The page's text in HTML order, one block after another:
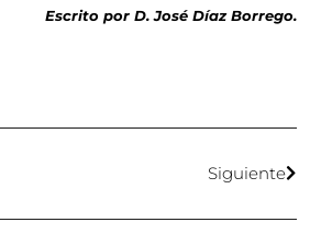
Escrito por D. José Díaz Borrego.
Siguiente